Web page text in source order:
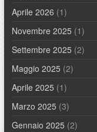
Aprile 2026 (1)
Novembre 2025 (1)
Settembre 2025 (2)
Maggio 2025 (2)
Aprile 2025 (1)
Marzo 2025 (3)
Gennaio 2025 (2)